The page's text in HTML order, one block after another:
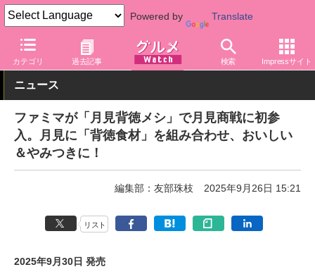
Powered by Translate
カテゴリ 過去記事 検索 Impressサイト
グルメ Watch 店舗 コンビニ ファミリーマート
ニュース
ファミマが「月見背徳メシ」で月見商戦に初参
入。月見に「背徳食材」を組み合わせ、おいしい
＆やみつきに！
編集部：友部珠枝 2025年9月26日 15:21
リスト
2025年9月30日 発売